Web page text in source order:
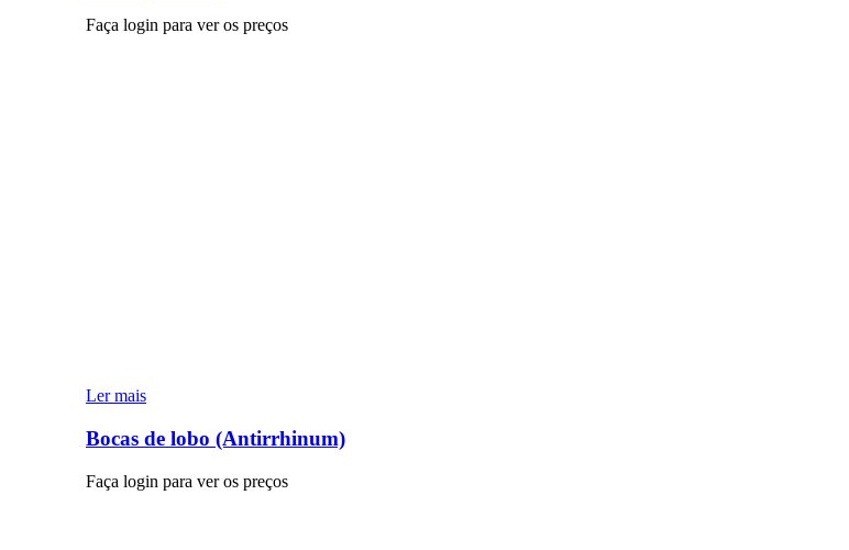
Faça login para ver os preços
Ler mais
Bocas de lobo (Antirrhinum)
Faça login para ver os preços